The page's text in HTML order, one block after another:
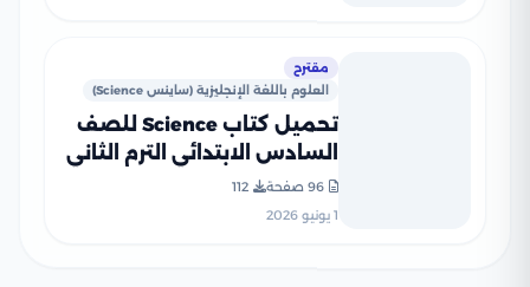
مقترح
العلوم باللغة الإنجليزية (ساينس Science)
تحميل كتاب Science للصف
السادس الابتدائي الترم الثاني
الجديد
96 صفحة
112
1 يونيو 2026